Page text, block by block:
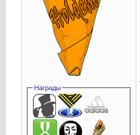
Награды